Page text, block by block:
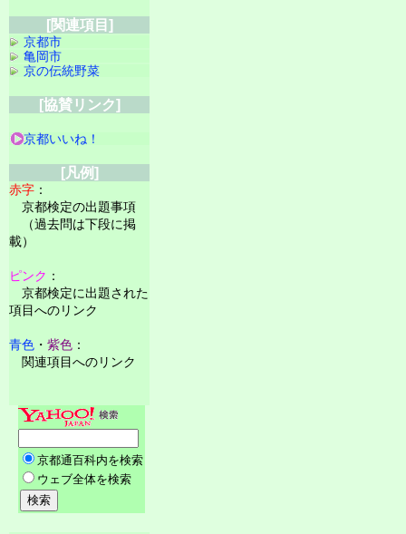
[関連項目]
京都市
亀岡市
京の伝統野菜
[協賛リンク]
京都いいね！
[凡例]
赤字 ：
京都検定の出題事項
（過去問は下段に掲
載）
ピンク ：
京都検定に出題された
項目へのリンク
青色 ・ 紫色 ：
関連項目へのリンク